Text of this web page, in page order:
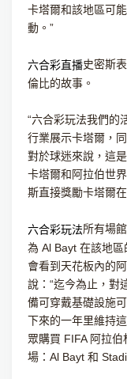
卡塔爾和該地區可
動。”
六合彩直播史密斯
倫比的故事。
“六合彩玩法我們的
行業展示卡塔爾，
對於球迷來說，這
卡塔爾和阿拉伯世
斯直接獎勵卡塔爾
六合彩玩法所有場
為 Al Bayt 在該地
會看到天花板內的
說：“迄今為止，對
備可穿戴基礎設施
下來的一年里維持
眾購買 FIFA 阿拉
場：Al Bayt 和